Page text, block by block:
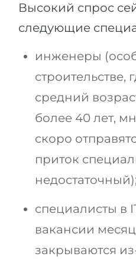
Высокий спрос
следующие
инженеры
строительстве,
средний
более 40 лет,
скоро
приток
недостаточный);
специалисты в
вакансии
закрываются